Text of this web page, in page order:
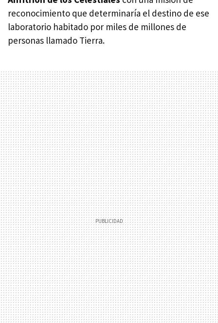
reconocimiento que determinaría el destino de ese
laboratorio habitado por miles de millones de
personas llamado Tierra.